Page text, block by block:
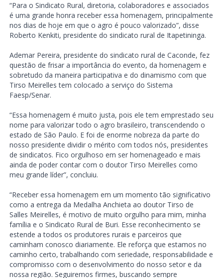
“Para o Sindicato Rural, diretoria, colaboradores e associados
é uma grande honra receber essa homenagem, principalmente
nos dias de hoje em que o agro é pouco valorizado”, disse
Roberto Kenkiti, presidente do sindicato rural de Itapetininga.
Ademar Pereira, presidente do sindicato rural de Caconde, fez
questão de frisar a importância do evento, da homenagem e
sobretudo da maneira participativa e do dinamismo com que
Tirso Meirelles tem colocado a serviço do Sistema
Faesp/Senar.
“Essa homenagem é muito justa, pois ele tem emprestado seu
nome para valorizar todo o agro brasileiro, transcendendo o
estado de São Paulo. E foi de enorme nobreza da parte do
nosso presidente dividir o mérito com todos nós, presidentes
de sindicatos. Fico orgulhoso em ser homenageado e mais
ainda de poder contar com o doutor Tirso Meirelles como
meu grande líder”, concluiu.
“Receber essa homenagem em um momento tão significativo
como a entrega da Medalha Anchieta ao doutor Tirso de
Salles Meirelles, é motivo de muito orgulho para mim, minha
família e o Sindicato Rural de Buri. Esse reconhecimento se
estende a todos os produtores rurais e parceiros que
caminham conosco diariamente. Ele reforça que estamos no
caminho certo, trabalhando com seriedade, responsabilidade e
compromisso com o desenvolvimento do nosso setor e da
nossa região. Seguiremos firmes, buscando sempre